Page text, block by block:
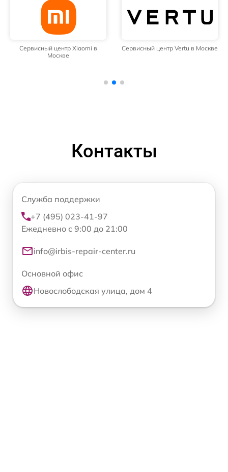
Сервисный центр Xiaomi в
Москве
Сервисный центр Vertu в Москве
Контакты
Служба поддержки
+7 (495) 023-41-97
Ежедневно с 9:00 до 21:00
info@irbis-repair-center.ru
Основной офис
Новослободская улица, дом 4